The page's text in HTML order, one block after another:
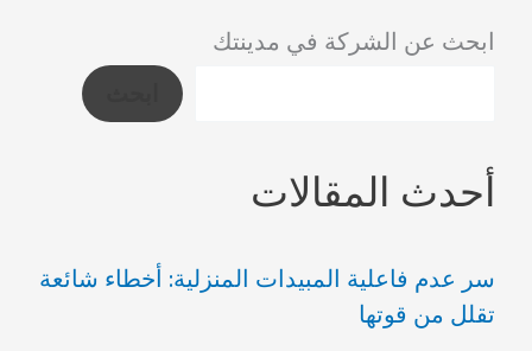
ابحث عن الشركة في مدينتك
أحدث المقالات
سر عدم فاعلية المبيدات المنزلية: أخطاء شائعة
تقلل من قوتها